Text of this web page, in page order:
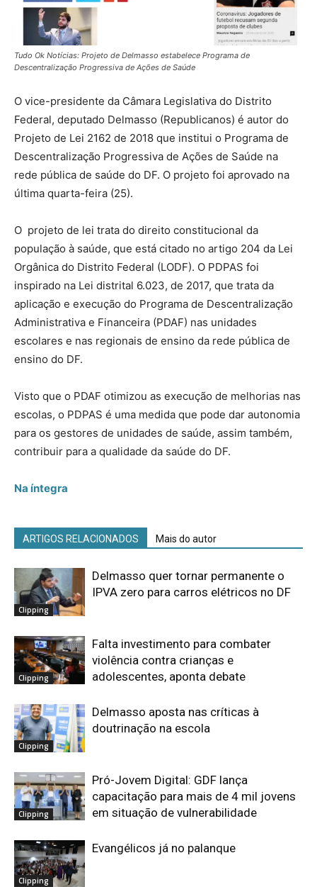
Tudo Ok Notícias: Projeto de Delmasso estabelece Programa de
Descentralização Progressiva de Ações de Saúde
O vice-presidente da Câmara Legislativa do Distrito
Federal, deputado Delmasso (Republicanos) é autor do
Projeto de Lei 2162 de 2018 que institui o Programa de
Descentralização Progressiva de Ações de Saúde na
rede pública de saúde do DF. O projeto foi aprovado na
última quarta-feira (25).
O projeto de lei trata do direito constitucional da
população à saúde, que está citado no artigo 204 da Lei
Orgânica do Distrito Federal (LODF). O PDPAS foi
inspirado na Lei distrital 6.023, de 2017, que trata da
aplicação e execução do Programa de Descentralização
Administrativa e Financeira (PDAF) nas unidades
escolares e nas regionais de ensino da rede pública de
ensino do DF.
Visto que o PDAF otimizou as execução de melhorias nas
escolas, o PDPAS é uma medida que pode dar autonomia
para os gestores de unidades de saúde, assim também,
contribuir para a qualidade da saúde do DF.
Na íntegra
ARTIGOS RELACIONADOS Mais do autor
Clipping
Delmasso quer tornar permanente o
IPVA zero para carros elétricos no DF
Clipping
Falta investimento para combater
violência contra crianças e
adolescentes, aponta debate
Clipping
Delmasso aposta nas críticas à
doutrinação na escola
Clipping
Pró-Jovem Digital: GDF lança
capacitação para mais de 4 mil jovens
em situação de vulnerabilidade
Clipping
Evangélicos já no palanque